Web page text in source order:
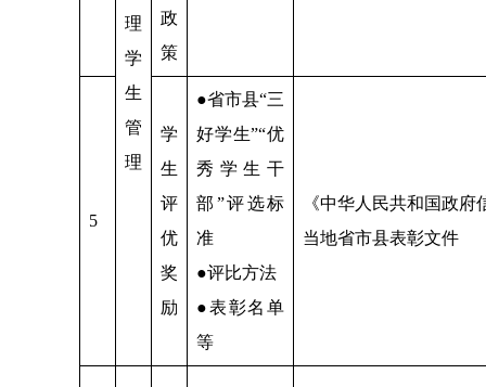
理
学
生
管
理
政
策
5
学
生
评
优
奖
励
●省市县“三
好学生”“优
秀学生干
部”评选标
准
●评比方法
●表彰名单
等
《中华人民共和国政府
当地省市县表彰文件